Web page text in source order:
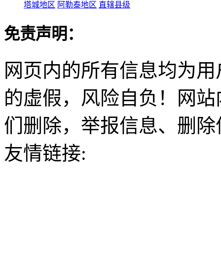
塔城地区 阿勒泰地区 直辖县级
免责声明：
网页内的所有信息均为
的虚假，风险自负！网
们删除，举报信息、删
友情链接: